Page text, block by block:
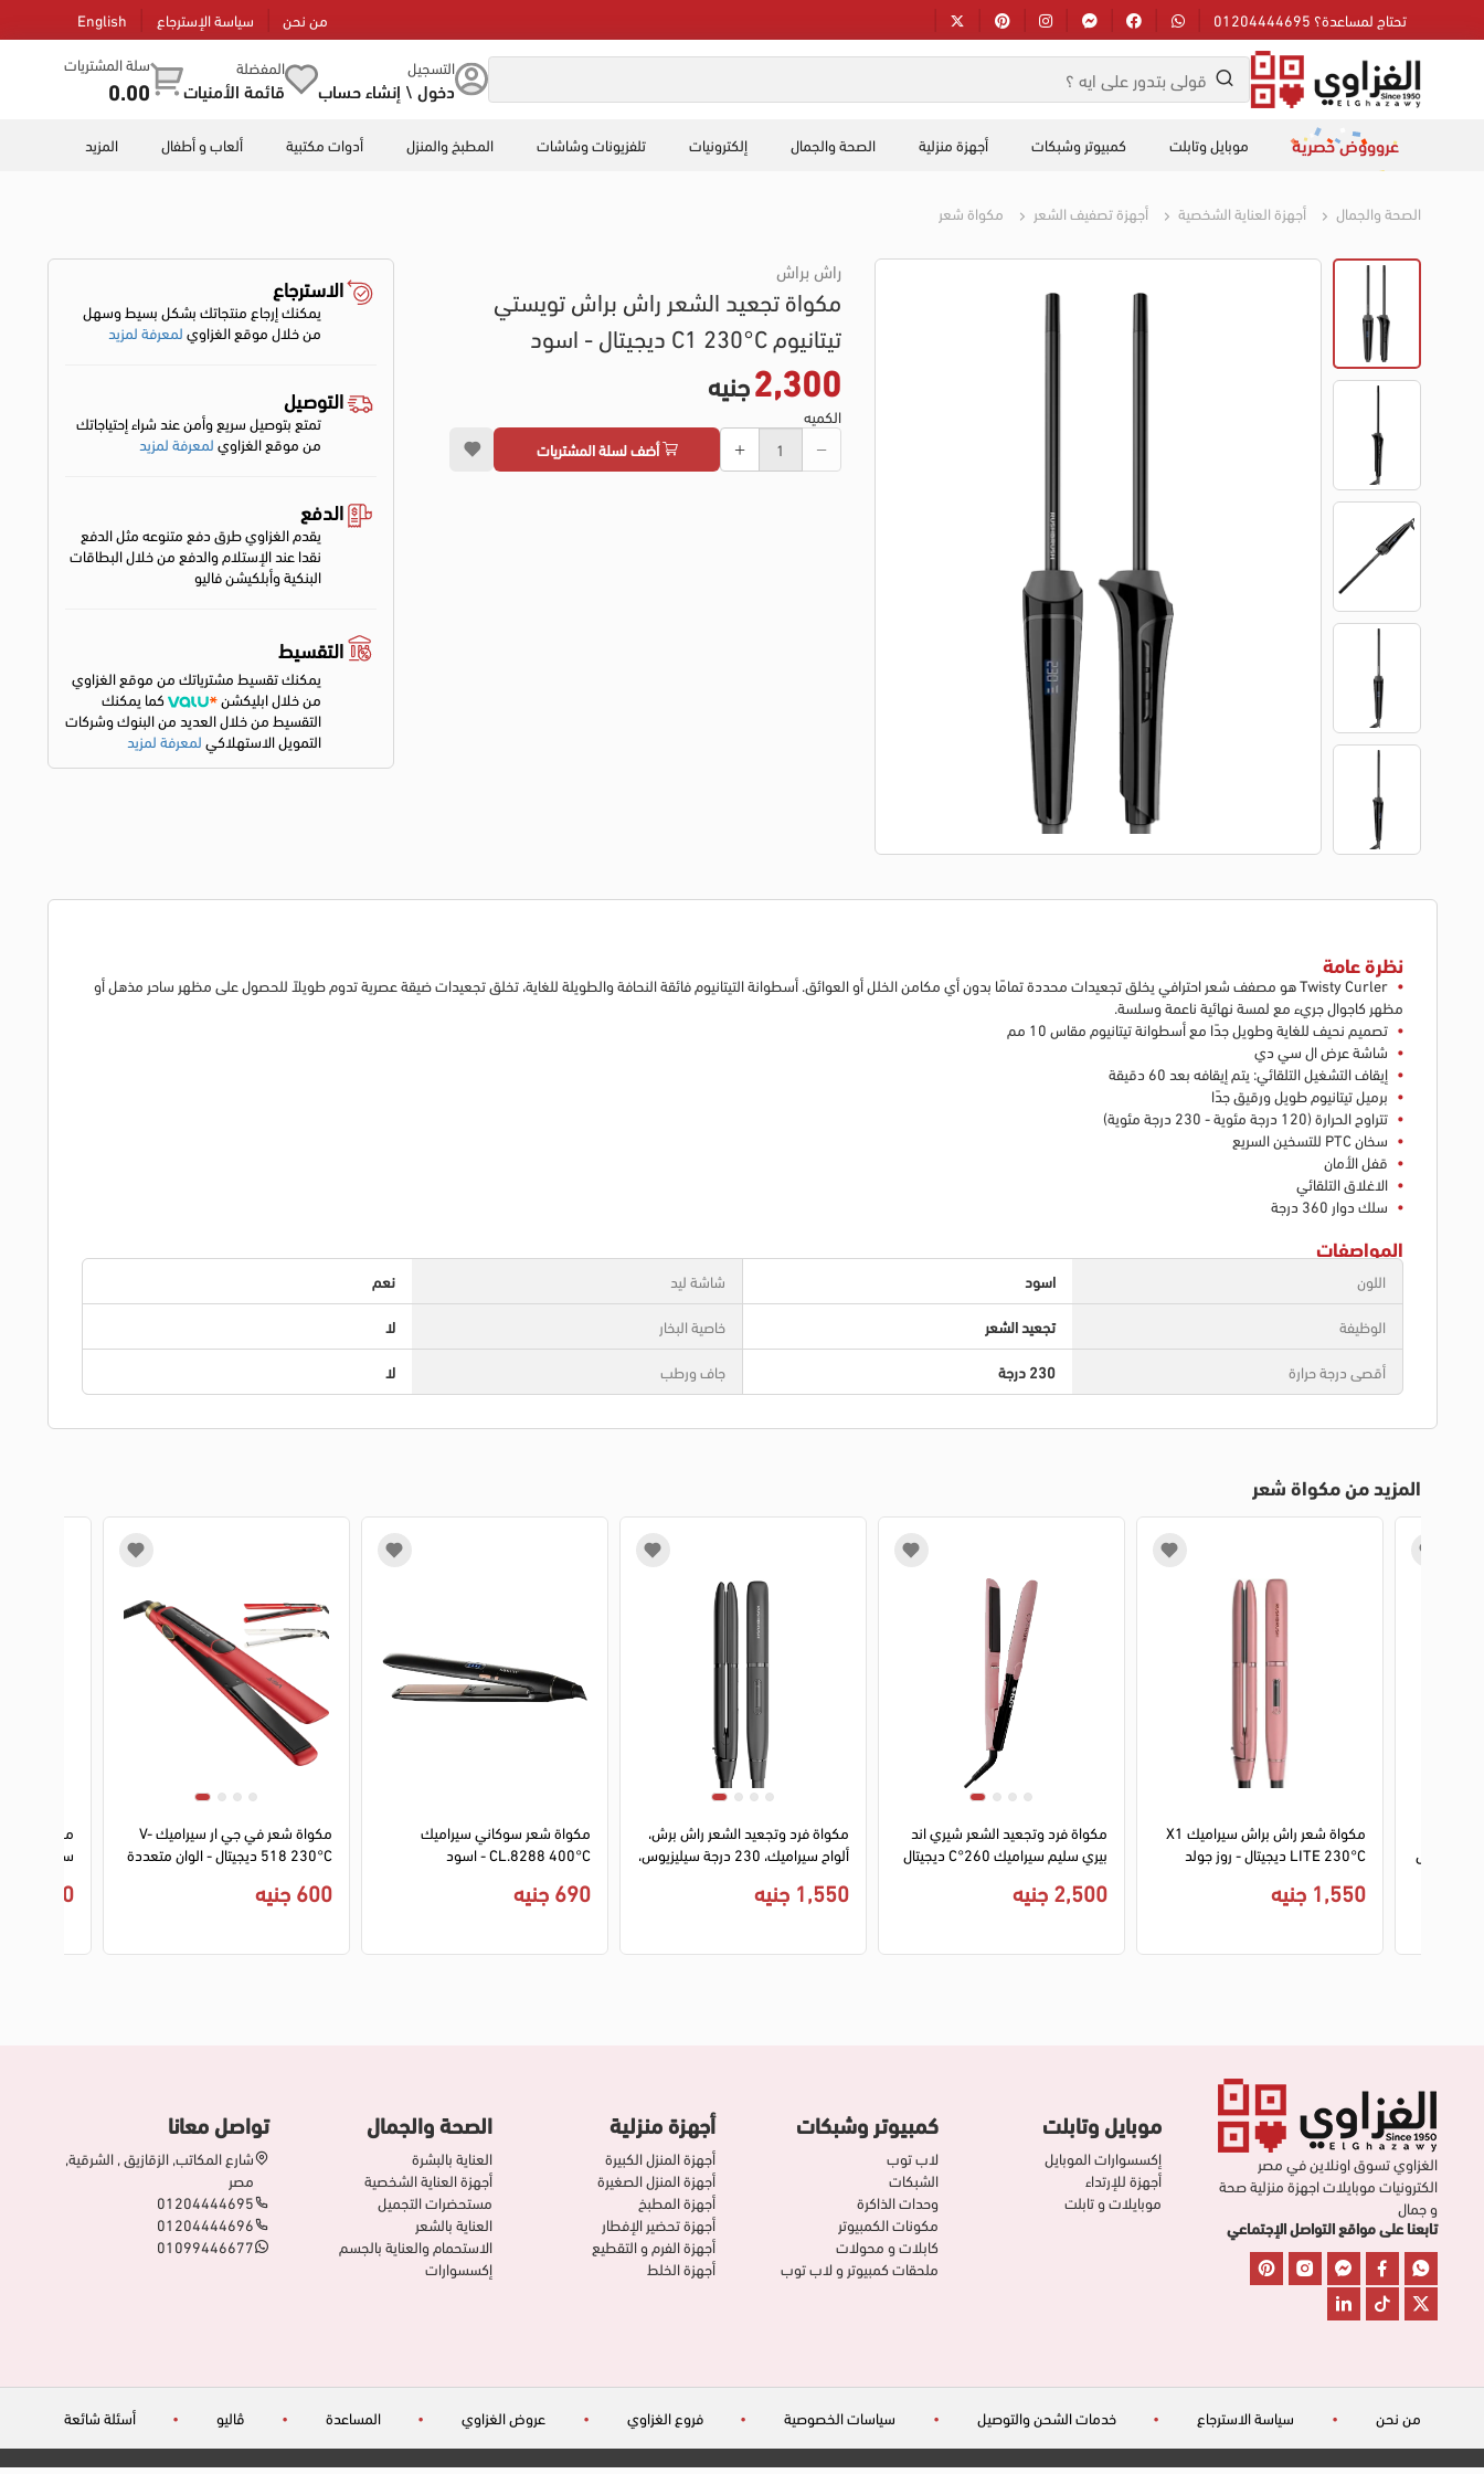
تحتاج لمساعدة؟ 01204444695 من نحن سياسة الإسترجاع English
التسجيل
دخول \ إنشاء حساب
المفضلة
قائمة الأمنيات
سلة المشتريات
0.00
عروووض حصرية موبايل وتابلت كمبيوتر وشبكات أجهزة منزلية الصحة والجمال إلكترونيات تلفزيونات وشاشات المطبخ والمنزل أدوات مكتبية ألعاب و أطفال المزيد
الصحة والجمال أجهزة العناية الشخصية أجهزة تصفيف الشعر مكواة شعر
راش براش
مكواة تجعيد الشعر راش براش تويستي
تيتانيوم C1 230°C ديجيتال - اسود
2,300جنيه
الكميه
أضف لسلة المشتريات
الاسترجاع
يمكنك إرجاع منتجاتك بشكل بسيط وسهل
من خلال موقع الغزاويلمعرفة لمزيد
التوصيل
تمتع بتوصيل سريع وأمن عند شراء إحتياجاتك
من موقع الغزاويلمعرفة لمزيد
الدفع
يقدم الغزاوي طرق دفع متنوعه مثل الدفع
نقدا عند الإستلام والدفع من خلال البطاقات
البنكية وأبلكيشن فاليو
التقسيط
يمكنك تقسيط مشترياتك من موقع الغزاوي
من خلال ابليكشن
كما يمكنك
التقسيط من خلال العديد من البنوك وشركات
التمويل الاستهلاكيلمعرفة لمزيد
نظرة عامة
Twisty Curler هو مصفف شعر احترافي يخلق تجعيدات محددة تمامًا بدون أي مكامن الخلل أو العوائق. أسطوانة التيتانيوم فائقة النحافة والطويلة للغاية، تخلق تجعيدات ضيقة عصرية تدوم طويلاً للحصول على مظهر ساحر مذهل أو
مظهر كاجوال جريء مع لمسة نهائية ناعمة وسلسة.
تصميم نحيف للغاية وطويل جدًا مع أسطوانة تيتانيوم مقاس 10 مم
شاشة عرض ال سي دي
إيقاف التشغيل التلقائي: يتم إيقافه بعد 60 دقيقة
برميل تيتانيوم طويل ورقيق جدًا
تتراوح الحرارة (120 درجة مئوية - 230 درجة مئوية)
سخان PTC للتسخين السريع
قفل الأمان
الاغلاق التلقائي
سلك دوار 360 درجة
المواصفات
اللون اسود شاشة ليد
نعم
الوظيفة
تجعيد الشعر خاصية البخار
لا
أقصى درجة حرارة
230 درجة جاف ورطب لا
المزيد من مكواة شعر
مكواة فرد
2,800 جنيه
مكواة شعر في جي ار سيراميك V-
518 230°C ديجيتال - الوان متعددة
600 جنيه
مكواة شعر سوكاني سيراميك
CL.8288 400°C - اسود
690 جنيه
مكواة فرد وتجعيد الشعر راش برش،
ألواح سيراميك، 230 درجة سيليزيوس،
1,550 جنيه
مكواة فرد وتجعيد الشعر شيري اند
بيري سليم سيراميك 260°C ديجيتال
2,500 جنيه
مكواة شعر راش براش سيراميك X1
LITE 230°C ديجيتال - روز جولد
1,550 جنيه
سيراميك X2 INFRA 230°C ديجيتال
1 2 1
الغزاوي تسوق اونلاين في مصر
الكترونيات موبايلات اجهزة منزلية صحة
و جمال
تابعنا على مواقع التواصل الإجتماعي
موبايل وتابلت
إكسسوارات الموبايل
أجهزة للإرتداء
موبايلات و تابلت
كمبيوتر وشبكات
لاب توب
الشبكات
وحدات الذاكرة
مكونات الكمبيوتر
كابلات و محولات
ملحقات كمبيوتر و لاب توب
أجهزة منزلية
أجهزة المنزل الكبيرة
أجهزة المنزل الصغيرة
أجهزة المطبخ
أجهزة تحضير الإفطار
أجهزة الفرم و التقطيع
أجهزة الخلط
الصحة والجمال
العناية بالبشرة
أجهزة العناية الشخصية
مستحضرات التجميل
العناية بالشعر
الاستحمام والعناية بالجسم
إكسسوارات
تواصل معانا
شارع المكاتب, الزقازيق , الشرقية,
مصر
01204444695
01204444696
01099446677
من نحن • سياسة الاسترجاع • خدمات الشحن والتوصيل • سياسات الخصوصية • فروع الغزاوي • عروض الغزاوي • المساعدة • ڤاليو • أسئلة شائعة